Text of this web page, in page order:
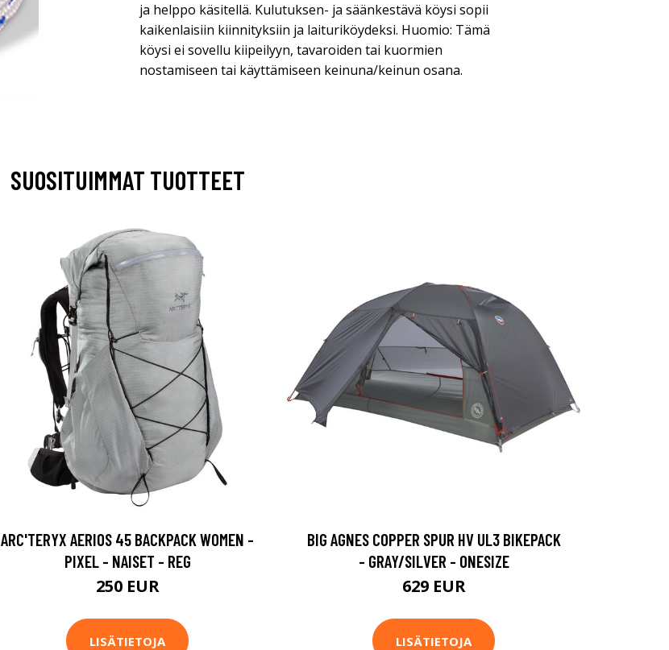
ja helppo käsitellä. Kulutuksen- ja säänkestävä köysi sopii
kaikenlaisiin kiinnityksiin ja laituriköydeksi. Huomio: Tämä
köysi ei sovellu kiipeilyyn, tavaroiden tai kuormien
nostamiseen tai käyttämiseen keinuna/keinun osana.
SUOSITUIMMAT TUOTTEET
ARC'TERYX AERIOS 45 BACKPACK WOMEN -
PIXEL - NAISET - REG
250 EUR
LISÄTIETOJA
BIG AGNES COPPER SPUR HV UL3 BIKEPACK
- GRAY/SILVER - ONESIZE
629 EUR
LISÄTIETOJA